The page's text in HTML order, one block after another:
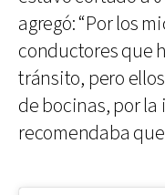
agregó: “Por los
conductores que
tránsito, pero
de bocinas, por
recomendaba